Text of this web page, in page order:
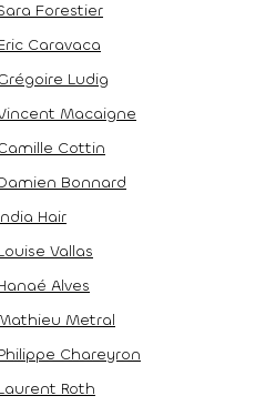
Forestier
Caravaca
Ludig
Macaigne
Cottin
Bonnard
Hair
Vallas
Alves
Metral
Chareyron
Roth